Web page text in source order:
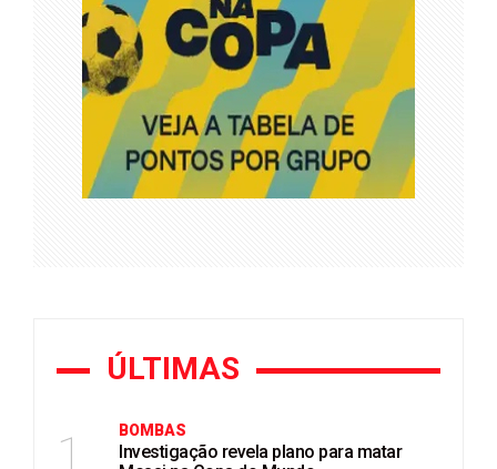
ÚLTIMAS
1 BOMBAS
Investigação revela plano para matar